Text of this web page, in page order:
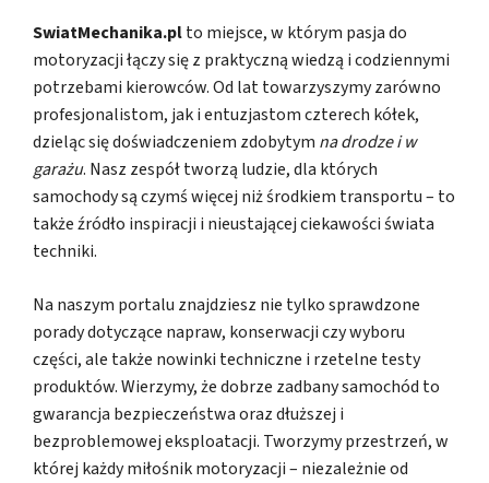
SwiatMechanika.plto miejsce, w którym pasja do
motoryzacji łączy się z praktyczną wiedzą i codziennymi
potrzebami kierowców. Od lat towarzyszymy zarówno
profesjonalistom, jak i entuzjastom czterech kółek,
dzieląc się doświadczeniem zdobytym na drodze i w
garażu. Nasz zespół tworzą ludzie, dla których
samochody są czymś więcej niż środkiem transportu – to
także źródło inspiracji i nieustającej ciekawości świata
techniki.
Na naszym portalu znajdziesz nie tylko sprawdzone
porady dotyczące napraw, konserwacji czy wyboru
części, ale także nowinki techniczne i rzetelne testy
produktów. Wierzymy, że dobrze zadbany samochód to
gwarancja bezpieczeństwa oraz dłuższej i
bezproblemowej eksploatacji. Tworzymy przestrzeń, w
której każdy miłośnik motoryzacji – niezależnie od